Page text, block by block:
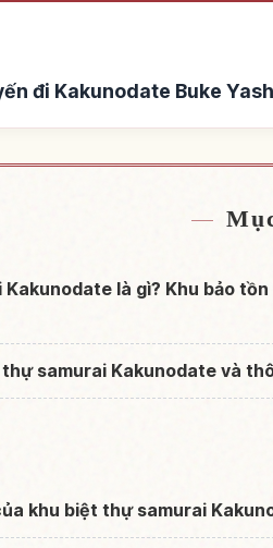
đi Kakunodate Buke
là gì? Khu bảo
samurai Kakunodate và
khu biệt thự samurai